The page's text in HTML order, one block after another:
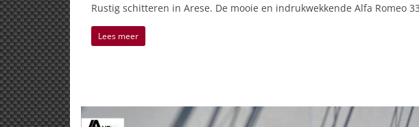
Rustig schitteren in Arese. De mooie en indrukwekkende Alfa Romeo
Lees meer